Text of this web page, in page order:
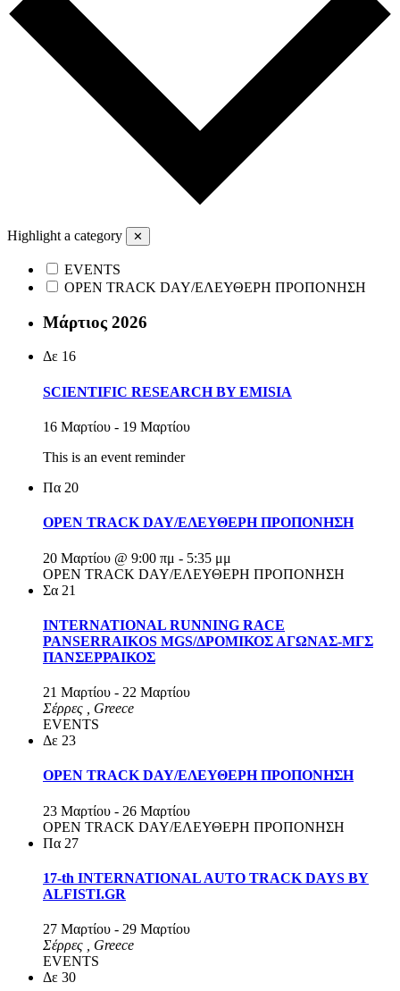
Highlight a category ✕
EVENTS
OPEN TRACK DAY/ΕΛΕΥΘΕΡΗ ΠΡΟΠΟΝΗΣΗ
Μάρτιος 2026
Δε 16
SCIENTIFIC RESEARCH BY EMISIA
16 Μαρτίου - 19 Μαρτίου
This is an event reminder
Πα 20
OPEN TRACK DAY/ΕΛΕΥΘΕΡΗ ΠΡΟΠΟΝΗΣΗ
20 Μαρτίου @ 9:00 πμ - 5:35 μμ
OPEN TRACK DAY/ΕΛΕΥΘΕΡΗ ΠΡΟΠΟΝΗΣΗ
Σα 21
INTERNATIONAL RUNNING RACE
PANSERRAIKOS MGS/ΔΡΟΜΙΚΟΣ ΑΓΩΝΑΣ-ΜΓΣ
ΠΑΝΣΕΡΡΑΙΚΟΣ
21 Μαρτίου - 22 Μαρτίου
Σέρρες
, Greece
EVENTS
Δε 23
OPEN TRACK DAY/ΕΛΕΥΘΕΡΗ ΠΡΟΠΟΝΗΣΗ
23 Μαρτίου - 26 Μαρτίου
OPEN TRACK DAY/ΕΛΕΥΘΕΡΗ ΠΡΟΠΟΝΗΣΗ
Πα 27
17-th INTERNATIONAL AUTO TRACK DAYS BY
ALFISTI.GR
27 Μαρτίου - 29 Μαρτίου
Σέρρες
, Greece
EVENTS
Δε 30